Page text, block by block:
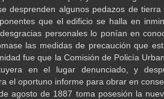
desprenden algunos pedazos de
que el edificio se halla en
personales lo ponían en
las medidas de precaución que
fue que la Comisión de Policía
en el lugar denunciado, y
el oportuno informe para obrar en
agosto de 1887 toma posesión la